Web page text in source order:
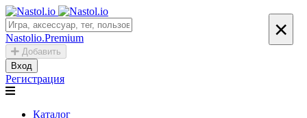
Nastolio.Premium
Добавить
Вход
Регистрация
Каталог
×